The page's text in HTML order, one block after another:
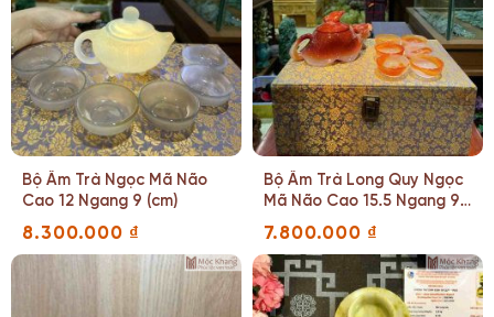
Bộ Ấm Trà Ngọc Mã Não
Cao 12 Ngang 9 (cm)
8.300.000 ₫
Bộ Ấm Trà Long Quy Ngọc
Mã Não Cao 15.5 Ngang 9
(cm)
7.800.000 ₫